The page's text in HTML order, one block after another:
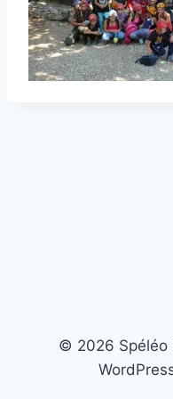
© 2026 Spéléo